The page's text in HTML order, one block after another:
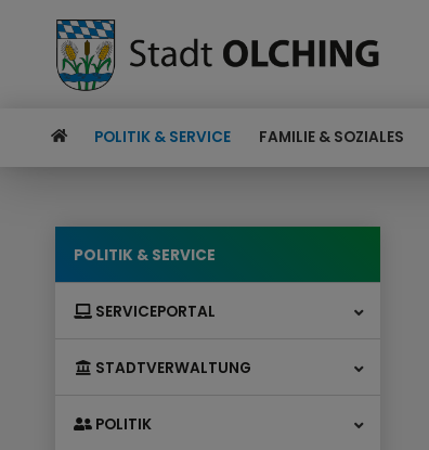
POLITIK & SERVICE FAMILIE & SOZIALES
POLITIK & SERVICE
SERVICEPORTAL
STADTVERWALTUNG
POLITIK